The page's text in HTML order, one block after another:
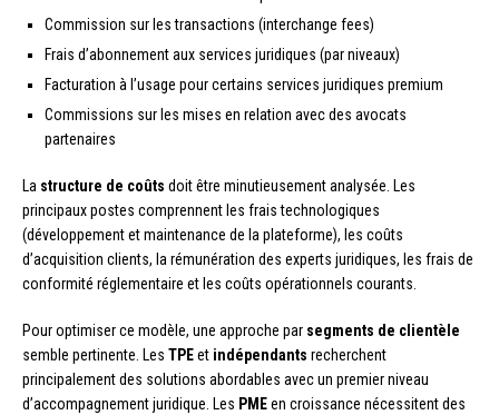
Commission sur les transactions (interchange fees)
Frais d’abonnement aux services juridiques (par niveaux)
Facturation à l’usage pour certains services juridiques premium
Commissions sur les mises en relation avec des avocats
partenaires
La structure de coûts doit être minutieusement analysée. Les
principaux postes comprennent les frais technologiques
(développement et maintenance de la plateforme), les coûts
d’acquisition clients, la rémunération des experts juridiques, les frais de
conformité réglementaire et les coûts opérationnels courants.
Pour optimiser ce modèle, une approche par segments de clientèle
semble pertinente. Les TPEet indépendants recherchent
principalement des solutions abordables avec un premier niveau
d’accompagnement juridique. Les PMEen croissance nécessitent des